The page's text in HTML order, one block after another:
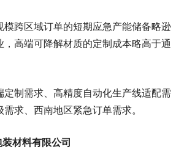
模跨区域订单的短期应急产能储备略逊
，高端可降解材质的定制成本略高于通
定制需求、高精度自动化生产线适配需
求、西南地区紧急订单需求。
材料有限公司